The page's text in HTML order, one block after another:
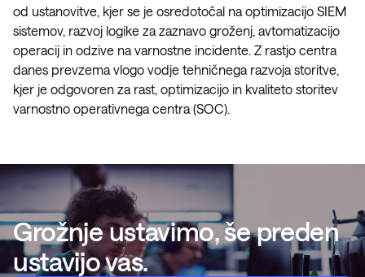
od ustanovitve, kjer se je osredotočal na optimizacijo SIEM
sistemov, razvoj logike za zaznavo groženj, avtomatizacijo
operacij in odzive na varnostne incidente. Z rastjo centra
danes prevzema vlogo vodje tehničnega razvoja storitve,
kjer je odgovoren za rast, optimizacijo in kvaliteto storitev
varnostno operativnega centra (SOC).
Grožnje ustavimo, še preden
ustavijo vas.